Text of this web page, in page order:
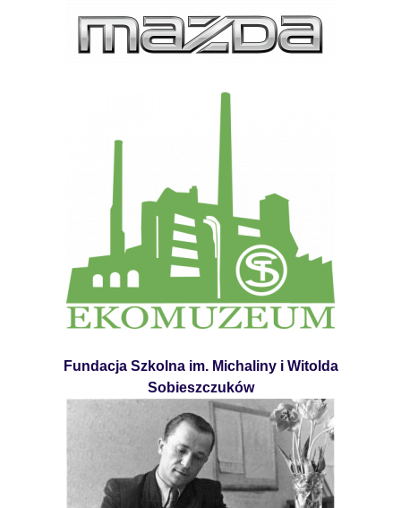
Fundacja Szkolna im. Michaliny i Witolda
Sobieszczuków